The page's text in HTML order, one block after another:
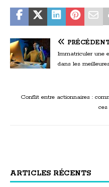
Immatriculer une
dans les
Conflit entre actionnaires :
ARTICLES RÉCENTS